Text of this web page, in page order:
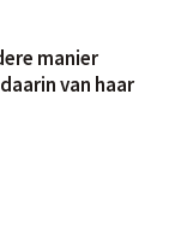
manier
van haar